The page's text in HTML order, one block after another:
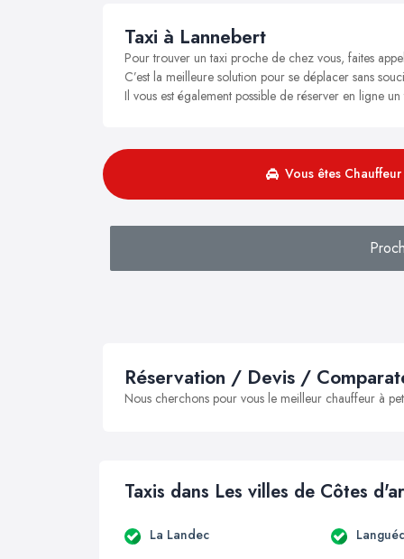
Taxi à Lannebert
Pour trouver un taxi proche de chez vous, faites
C’est la meilleure solution pour se déplacer sans
Il vous est également possible de réserver en ligne
Vous êtes
Réservation / Devis /
Nous cherchons pour vous le meilleur chauffeur à
Taxis dans Les villes de Côtes
La Landec